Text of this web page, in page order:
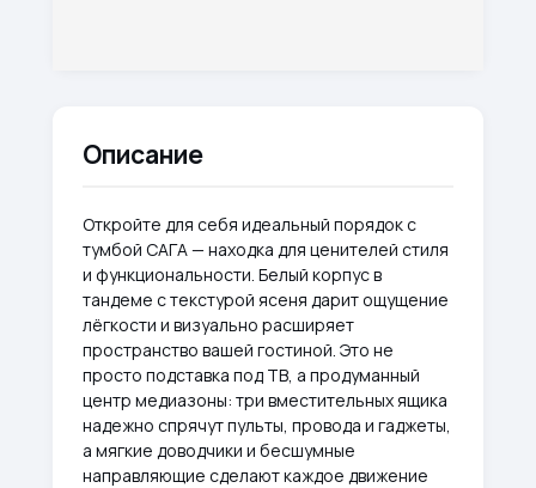
Описание
Откройте для себя идеальный порядок с
тумбой САГА — находка для ценителей стиля
и функциональности. Белый корпус в
тандеме с текстурой ясеня дарит ощущение
лёгкости и визуально расширяет
пространство вашей гостиной. Это не
просто подставка под ТВ, а продуманный
центр медиазоны: три вместительных ящика
надежно спрячут пульты, провода и гаджеты,
а мягкие доводчики и бесшумные
направляющие сделают каждое движение